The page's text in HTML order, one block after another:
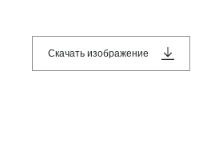
Скачать изображение